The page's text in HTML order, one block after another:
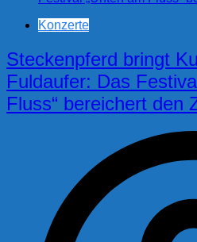
Konzerte
Steckenpferd bringt
Fuldaufer: Das
Fluss“ bereichert den